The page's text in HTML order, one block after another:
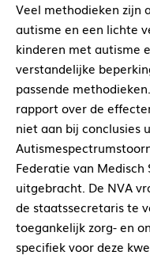
Veel methodieken zijn
autisme en een lichte
kinderen met autisme
verstandelijke
passende
rapport over de
niet aan bij conclusies
Federatie van
uitgebracht. De NVA
de staatssecretaris te
toegankelijk zorg- en
specifiek voor deze